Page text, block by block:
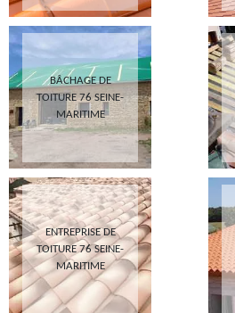
BÂCHAGE DE
TOITURE 76 SEINE-
MARITIME
ENTREPRISE DE
TOITURE 76 SEINE-
MARITIME